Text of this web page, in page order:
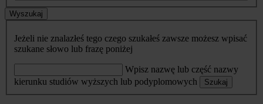
Wyszukaj
Jeżeli nie znalazłeś tego czego szukałeś zawsze możesz wpisać
szukane słowo lub frazę poniżej
Wpisz nazwę lub część nazwy
kierunku studiów wyższych lub podyplomowych
Szukaj